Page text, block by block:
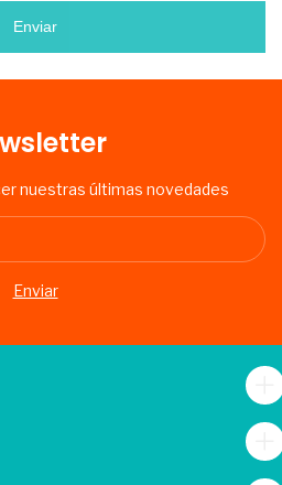
Enviar
nuestras últimas novedades